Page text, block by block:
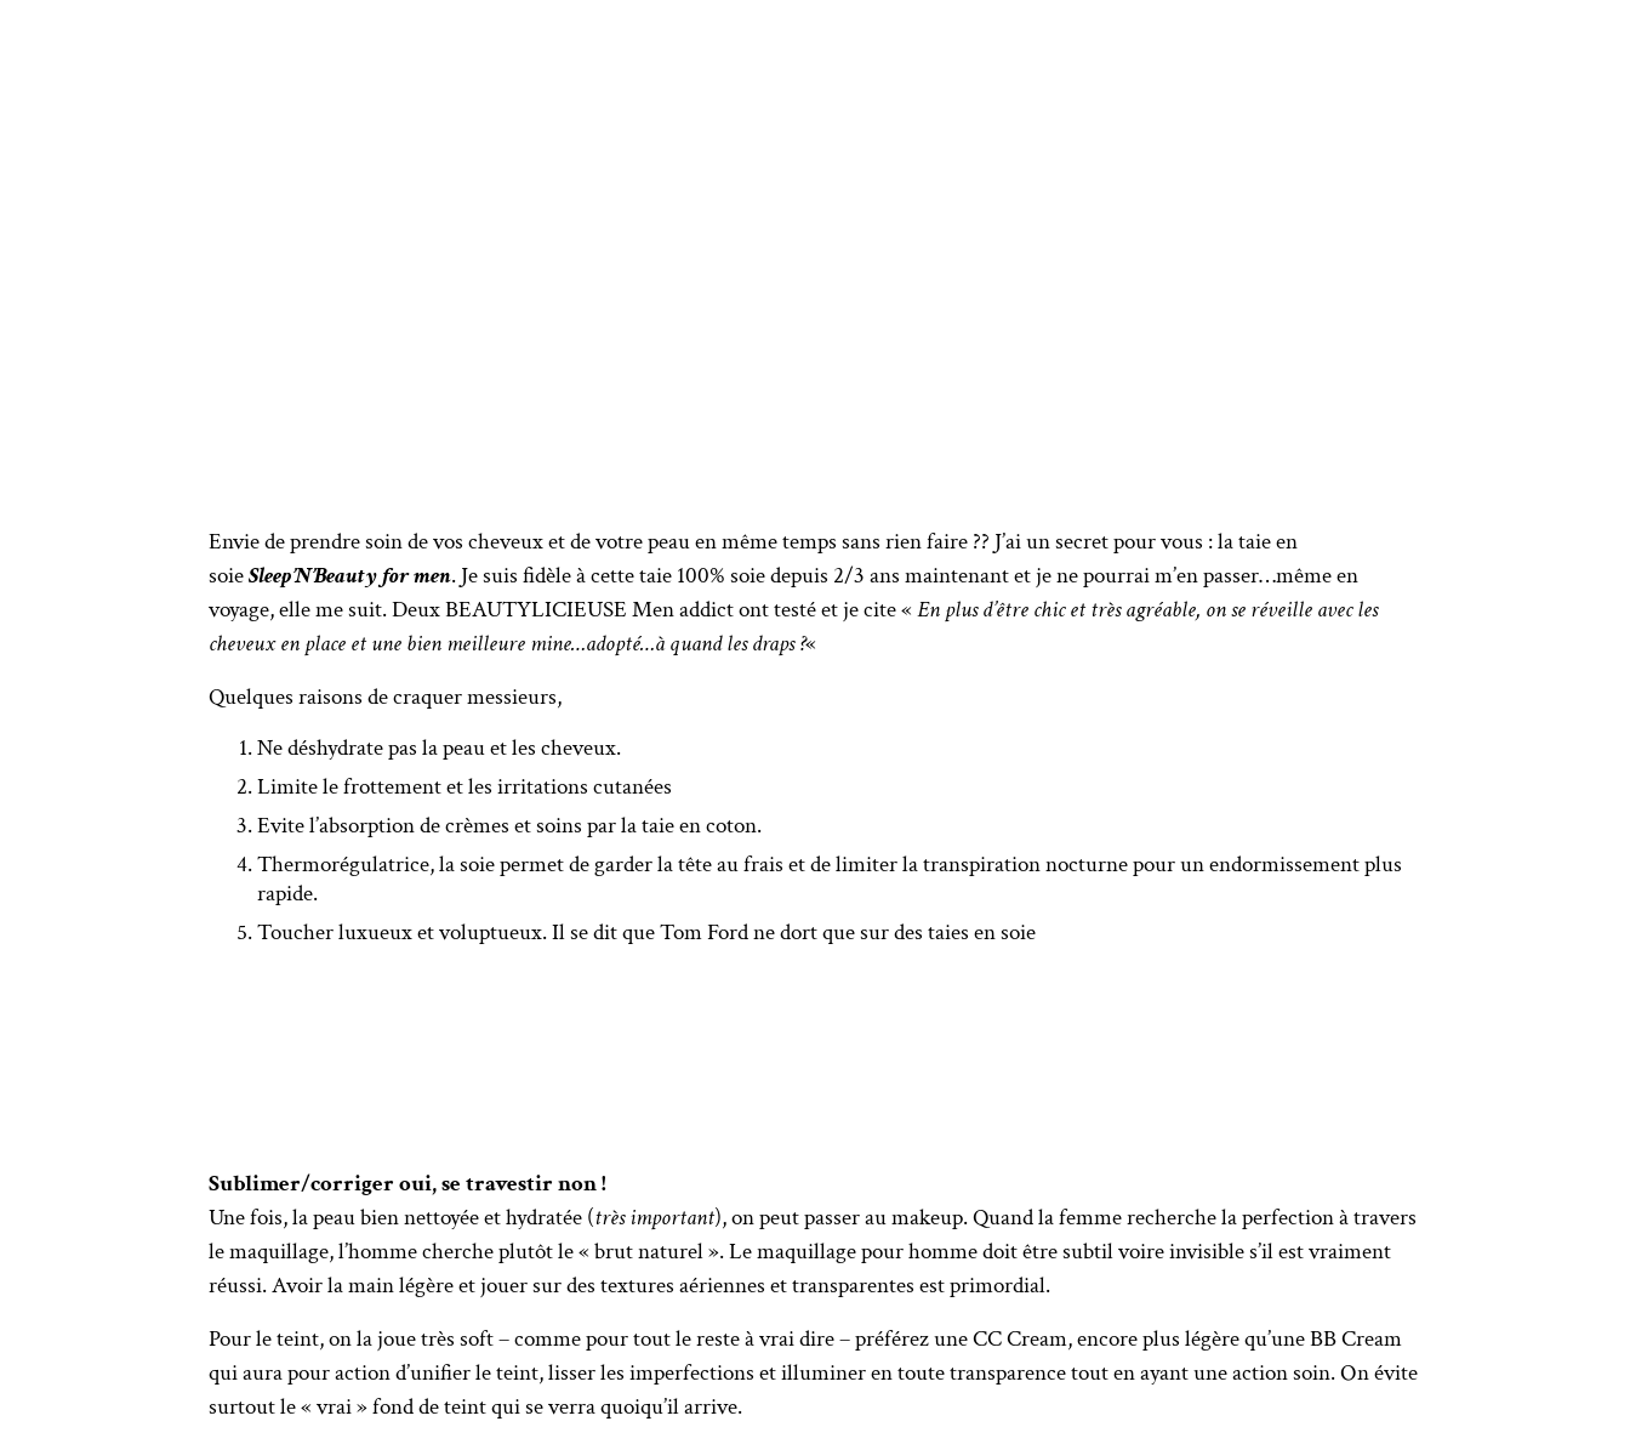
Envie de prendre soin de vos cheveux et de votre peau en même temps sans rien faire ?? J’ai un secret pour vous : la taie en
soieSleep’N’Beauty for men. Je suis fidèle à cette taie 100% soie depuis 2/3 ans maintenant et je ne pourrai m’en passer…même en
voyage, elle me suit. Deux BEAUTYLICIEUSE Men addict ont testé et je cite «En plus d’être chic et très agréable, on se réveille avec les
cheveux en place et une bien meilleure mine…adopté…à quand les draps ?«
Quelques raisons de craquer messieurs,
Ne déshydrate pas la peau et les cheveux.
Limite le frottement et les irritations cutanées
Evite l’absorption de crèmes et soins par la taie en coton.
Thermorégulatrice, la soie permet de garder la tête au frais et de limiter la transpiration nocturne pour un endormissement plus
rapide.
Toucher luxueux et voluptueux. Il se dit que Tom Ford ne dort que sur des taies en soie
Sublimer/corriger oui, se travestir non !
Une fois, la peau bien nettoyée et hydratée (très important), on peut passer au makeup. Quand la femme recherche la perfection à travers
le maquillage, l’homme cherche plutôt le « brut naturel ». Le maquillage pour homme doit être subtil voire invisible s’il est vraiment
réussi. Avoir la main légère et jouer sur des textures aériennes et transparentes est primordial.
Pour le teint, on la joue très soft – comme pour tout le reste à vrai dire – préférez une CC Cream, encore plus légère qu’une BB Cream
qui aura pour action d’unifier le teint, lisser les imperfections et illuminer en toute transparence tout en ayant une action soin. On évite
surtout le « vrai » fond de teint qui se verra quoiqu’il arrive.